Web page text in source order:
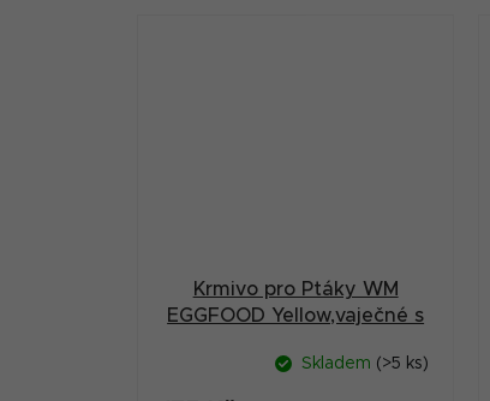
Krmivo pro Ptáky WM
EGGFOOD Yellow,vaječné s
Skladem (>5 ks)